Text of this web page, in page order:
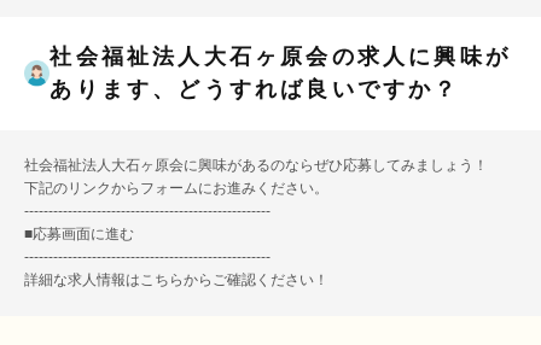
社会福祉法人大石ヶ原会の求人に興味が
あります、どうすれば良いですか？
社会福祉法人大石ヶ原会に興味があるのならぜひ応募してみましょう！
下記のリンクからフォームにお進みください。
---------------------------------------------------
■応募画面に進む
---------------------------------------------------
詳細な求人情報はこちらからご確認ください！